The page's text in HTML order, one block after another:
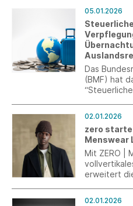
wir einen
Inhalte.
05.01.2026
Das
(BMF) hat
02.01.2026
zero
Menswear
Mit ZERO |
erweitert
02.01.2026